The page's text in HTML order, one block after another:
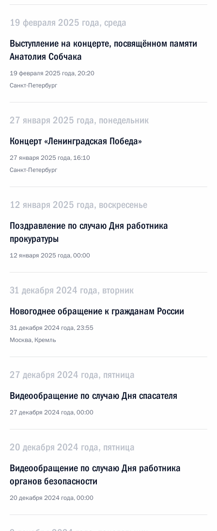
19 февраля 2025 года, среда
Выступление на концерте, посвящённом памяти
Анатолия Собчака
19 февраля 2025 года, 20:20
Санкт-Петербург
27 января 2025 года, понедельник
Концерт «Ленинградская Победа»
27 января 2025 года, 16:10
Санкт-Петербург
12 января 2025 года, воскресенье
Поздравление по случаю Дня работника
прокуратуры
12 января 2025 года, 00:00
31 декабря 2024 года, вторник
Новогоднее обращение к гражданам России
31 декабря 2024 года, 23:55
Москва, Кремль
27 декабря 2024 года, пятница
Видеообращение по случаю Дня спасателя
27 декабря 2024 года, 00:00
20 декабря 2024 года, пятница
Видеообращение по случаю Дня работника
органов безопасности
20 декабря 2024 года, 00:00